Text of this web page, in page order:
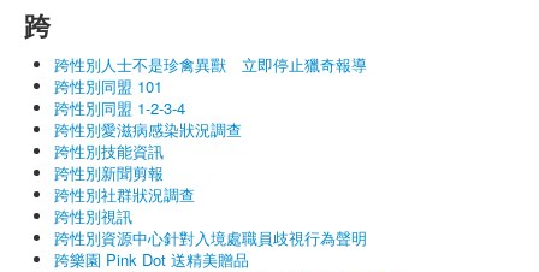
跨
跨性別人士不是珍禽異獸 立即停止獵奇報導
跨性別同盟 101
跨性別同盟 1-2-3-4
跨性別愛滋病感染狀況調查
跨性別技能資訊
跨性別新聞剪報
跨性別社群狀況調查
跨性別視訊
跨性別資源中心針對入境處職員歧視行為聲明
跨樂園 Pink Dot 送精美贈品